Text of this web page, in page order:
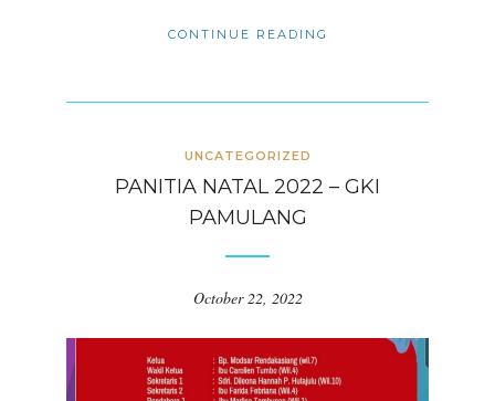
CONTINUE READING
UNCATEGORIZED
PANITIA NATAL 2022 – GKI
PAMULANG
October 22, 2022